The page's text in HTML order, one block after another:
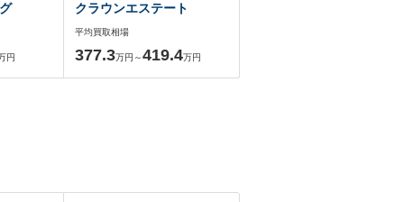
円
クラウンエステート
平均買取相場
377.3万円～419.4万円